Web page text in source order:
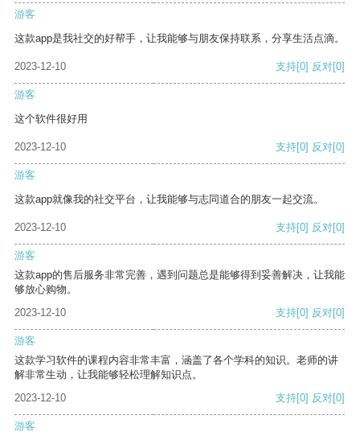
游客
这款app是我社交的好帮手，让我能够与朋友保持联系，分享生活点滴。
2023-12-10 支持[0] 反对[0]
游客
这个软件很好用
2023-12-10 支持[0] 反对[0]
游客
这款app就像我的社交平台，让我能够与志同道合的朋友一起交流。
2023-12-10 支持[0] 反对[0]
游客
这款app的售后服务非常完善，遇到问题总是能够得到妥善解决，让我能
够放心购物。
2023-12-10
支持[0] 反对[0]
游客
这款学习软件的课程内容非常丰富，涵盖了各个学科的知识。老师的讲
解非常生动，让我能够轻松理解知识点。
2023-12-10
支持[0] 反对[0]
游客